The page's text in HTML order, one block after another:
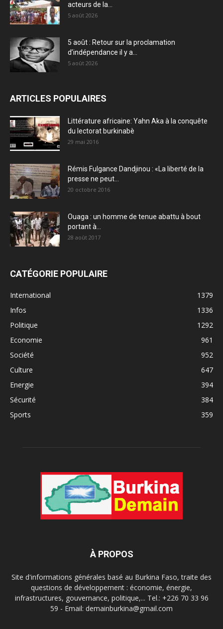
acteurs de la...
5 août 2026
5 août : Retour sur la proclamation
d’indépendance il y a...
5 août 2026
ARTICLES POPULAIRES
Littérature africaine: Yahn Aka à la conquête
du lectorat burkinabè
29 mai 2016
Rémis Fulgance Dandjinou : «La liberté de la
presse ne peut...
20 octobre 2016
Ouaga : un homme de tenue abattu à bout
portant à...
28 août 2017
CATÉGORIE POPULAIRE
International
1379
Infos
1336
Politique
1292
Economie
961
Société
952
Culture
647
Energie
394
Sécurité
384
Sports
359
À PROPOS
Site d'informations générales basé au Burkina Faso, traite des
questions de développement : économie, énergie,
infrastructures, gouvernance, politique,... Tel.: +226 70 33 96
59 - Email: demainburkina@gmail.com